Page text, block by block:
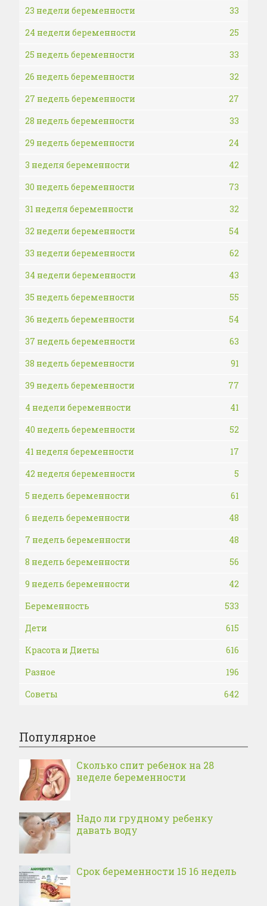
23 недели беременности
33
24 недели беременности
25
25 недель беременности
33
26 недель беременности
32
27 недель беременности
27
28 недель беременности
33
29 недель беременности
24
3 неделя беременности
42
30 недель беременности
73
31 неделя беременности
32
32 недели беременности
54
33 недели беременности
62
34 недели беременности
43
35 недель беременности
55
36 недель беременности
54
37 недель беременности
63
38 недель беременности
91
39 недель беременности
77
4 недели беременности
41
40 недель беременности
52
41 неделя беременности
17
42 неделя беременности
5
5 недель беременности
61
6 недель беременности
48
7 недель беременности
48
8 недель беременности
56
9 недель беременности
42
Беременность
533
Дети
615
Красота и Диеты
616
Разное
196
Советы
642
Популярное
Сколько спит ребенок на 28
неделе беременности
Надо ли грудному ребенку
давать воду
Срок беременности 15 16 недель